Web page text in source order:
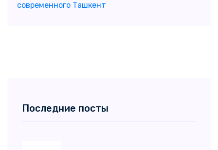
современного Ташкент
Последние посты